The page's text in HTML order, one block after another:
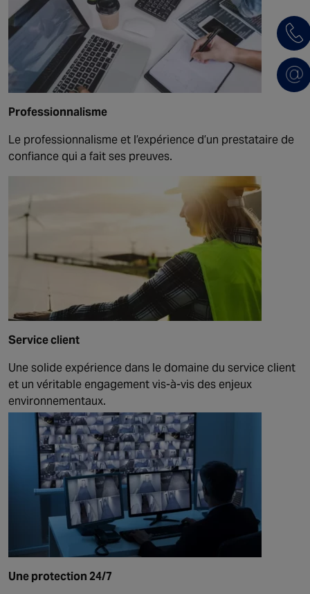
Professionnalisme
Le professionnalisme et l’expérience d’un prestataire de
confiance qui a fait ses preuves.
Service client
Une solide expérience dans le domaine du service client
et un véritable engagement vis-à-vis des enjeux
environnementaux.
Une protection 24/7